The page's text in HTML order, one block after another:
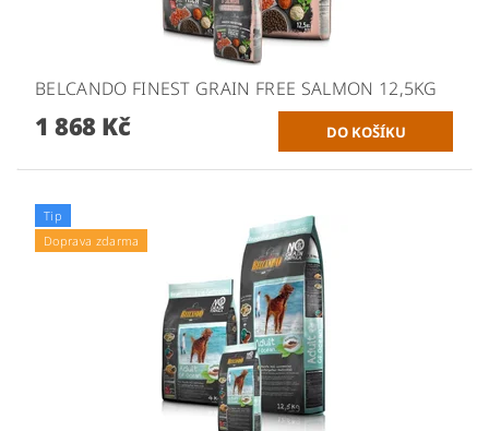
BELCANDO FINEST GRAIN FREE SALMON 12,5KG
1 868 Kč
Tip
Doprava zdarma